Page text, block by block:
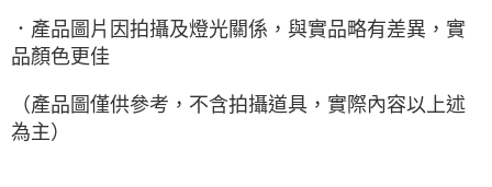
．產品圖片因拍攝及燈光關係，與實品略有差異，實
品顏色更佳
（產品圖僅供參考，不含拍攝道具，實際內容以上述
為主）